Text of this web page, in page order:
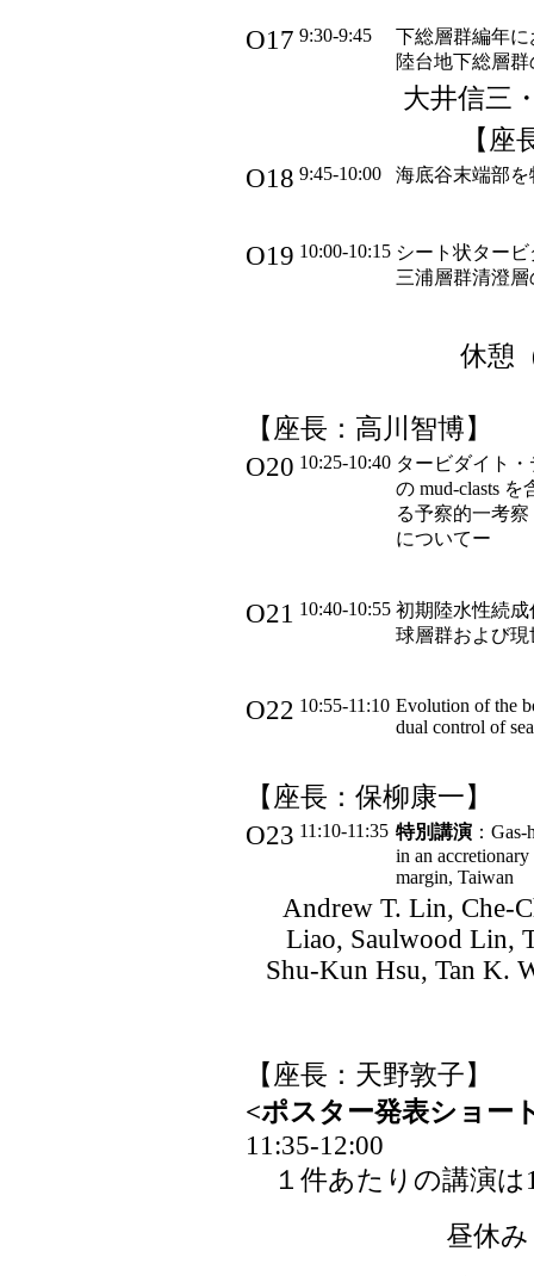
O17 9:30-9:45
下総層群編年
陸台地下総層
大井信三
【座
O18 9:45-10:00 海底谷末端部
O19 10:00-10:15 シート状ター
三浦層群清澄層
休憩
【座長：高川智博】
O20 10:25-10:40 タービダイト
の mud-clasts を
る予察的一考
についてー
O21 10:40-10:55 初期陸水性続
球層群および
O22 10:55-11:10 Evolution of the
dual control of
【座長：保柳康一】
O23 11:10-11:35 特別講演：Gas-
in an
margin, Taiwan
Andrew T. Lin, Che-
Liao, Saulwood Lin,
Shu-Kun Hsu, Tan K.
【座長：天野敦子】
<ポスター発表ショ
11:35-12:00
１件あたりの講演は
昼休み